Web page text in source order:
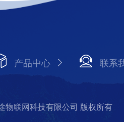
产品中心 联系
物联网科技有限公司 版权所有